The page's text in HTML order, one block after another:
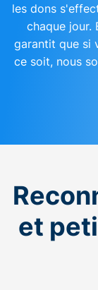
les dons
chaque jour.
garantit que si
ce soit, nous
et